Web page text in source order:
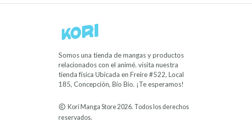
Somos una tienda de mangas y productos
relacionados con el animé. visita nuestra
tienda física Ubicada en Freire #522, Local
185, Concepción, Bío Bío. ¡Te esperamos!
Kori Manga Store 2026. Todos los derechos
reservados.